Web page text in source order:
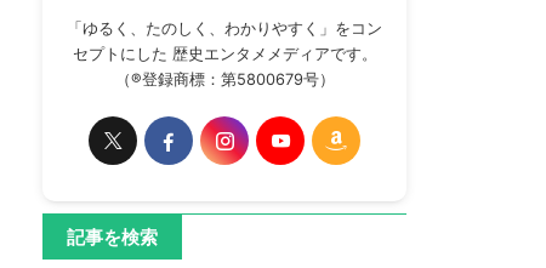
「ゆるく、たのしく、わかりやすく」をコン
セプトにした 歴史エンタメメディアです。
（®登録商標：第5800679号）
記事を検索